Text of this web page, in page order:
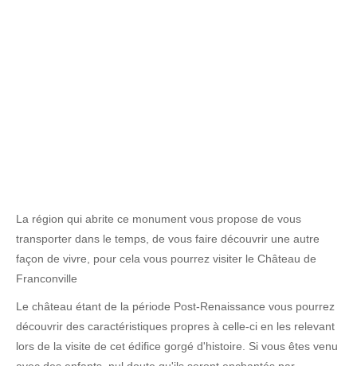
La région qui abrite ce monument vous propose de vous
transporter dans le temps, de vous faire découvrir une autre
façon de vivre, pour cela vous pourrez visiter le Château de
Franconville
Le château étant de la période Post-Renaissance vous pourrez
découvrir des caractéristiques propres à celle-ci en les relevant
lors de la visite de cet édifice gorgé d'histoire. Si vous êtes venu